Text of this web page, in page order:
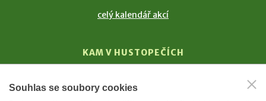
celý kalendář akcí
KAM V HUSTOPEČÍCH
T. G. Masaryk
Souhlas se soubory cookies